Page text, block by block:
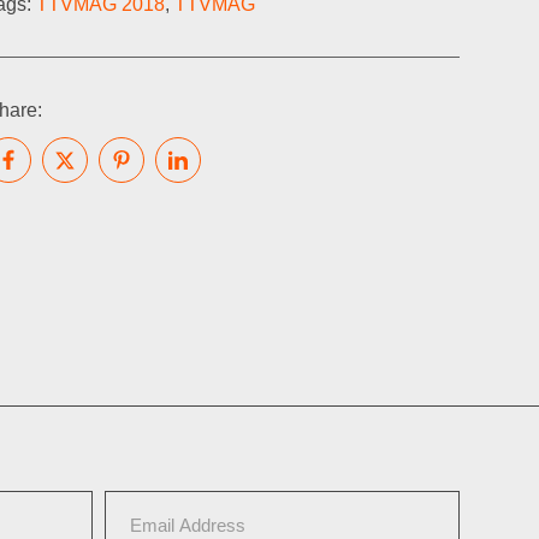
TTVMAG 2018, TTVMAG